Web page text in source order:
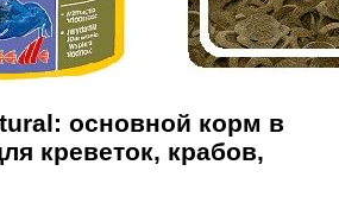
основной корм в
креветок, крабов,